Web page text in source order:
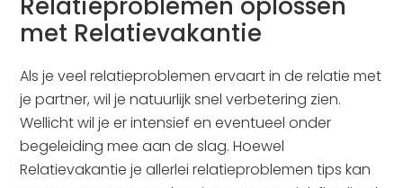
met Relatievakantie
Als je veel relatieproblemen ervaart in de relatie met
je partner, wil je natuurlijk snel verbetering zien.
Wellicht wil je er intensief en eventueel onder
begeleiding mee aan de slag. Hoewel
Relatievakantie je allerlei relatieproblemen tips kan